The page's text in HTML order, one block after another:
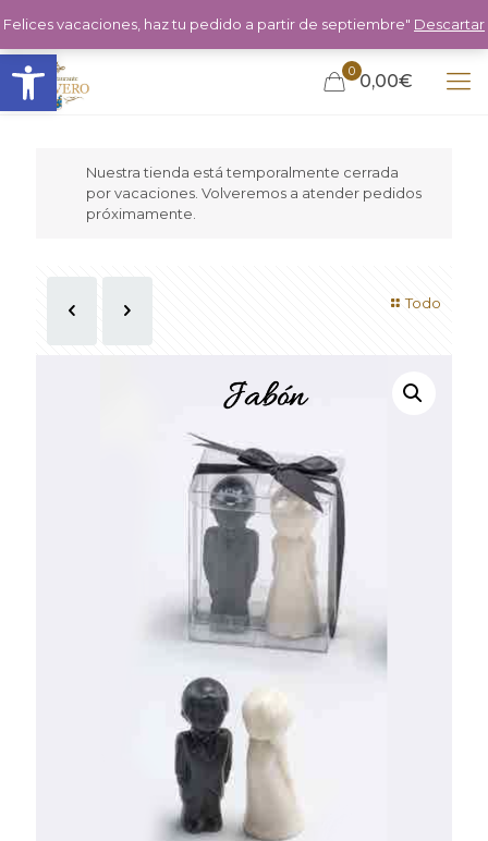
Abrir barra de herramientas 0 0,00€
Nuestra tienda está temporalmente cerrada
por vacaciones. Volveremos a atender pedidos
próximamente.
Todo
Felices vacaciones, haz tu pedido a partir de septiembre" Descartar